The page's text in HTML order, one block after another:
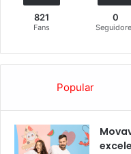
821
Fans
0
Popular